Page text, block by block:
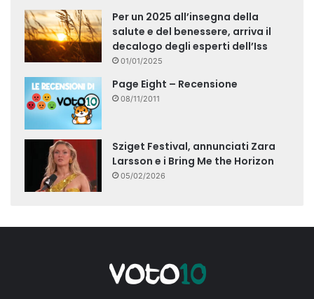
Per un 2025 all’insegna della
salute e del benessere, arriva il
decalogo degli esperti dell’Iss
01/01/2025
Page Eight – Recensione
08/11/2011
Sziget Festival, annunciati Zara
Larsson e i Bring Me the Horizon
05/02/2026